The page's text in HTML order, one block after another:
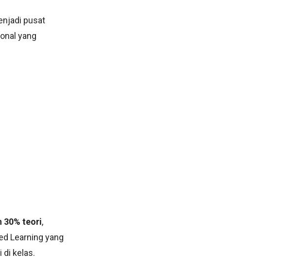
pusat
yang
30% teori,
Learning yang
di kelas.